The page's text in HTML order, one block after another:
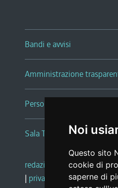
Noi
Questo sito
cookie di
saperne di
Bandi e avvisi
Amministrazione
Persone e Uffici
Sala Tiziano Tessitori
redazione web |note
| privacy
social media